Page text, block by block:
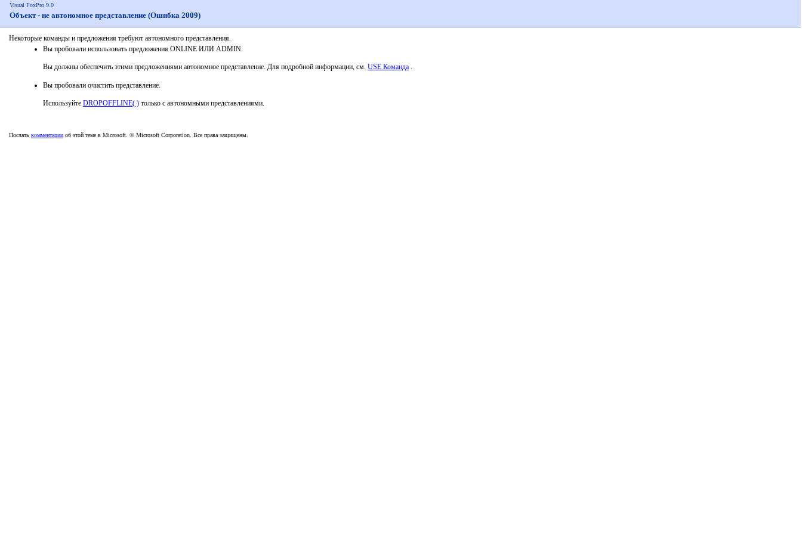
Visual FoxPro 9.0
Объект - не автономное представление (Ошибка 2009)
Некоторые команды и предложения требуют автономного представления.
Вы пробовали использовать предложения ONLINE ИЛИ ADMIN.
Вы должны обеспечить этими предложениями автономное представление. Для подробной информации, см. USE Команда .
Вы пробовали очистить представление.
Используйте DROPOFFLINE( ) только с автономными представлениями.
Послать комментарии об этой теме в Microsoft. © Microsoft Corporation. Все права защищены.